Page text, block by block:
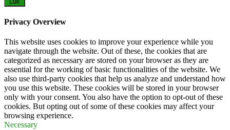
Privacy Overview
This website uses cookies to improve your experience while you
navigate through the website. Out of these, the cookies that are
categorized as necessary are stored on your browser as they are
essential for the working of basic functionalities of the website. We
also use third-party cookies that help us analyze and understand how
you use this website. These cookies will be stored in your browser
only with your consent. You also have the option to opt-out of these
cookies. But opting out of some of these cookies may affect your
browsing experience.
Necessary